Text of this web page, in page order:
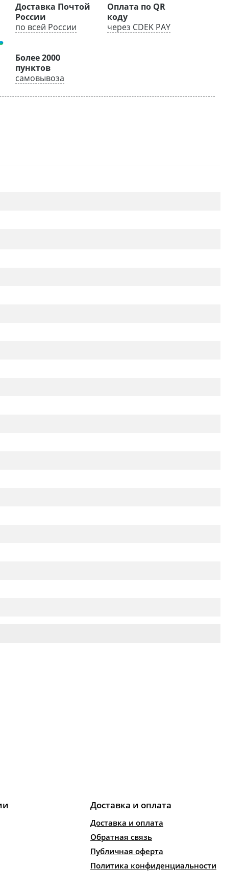
Доставка Почтой
России
по всей России
Оплата по QR
коду
через CDEK PAY
Более 2000
пунктов
самовывоза
Доставка и оплата
Доставка и оплата
Обратная связь
Публичная оферта
Политика конфиденциальности